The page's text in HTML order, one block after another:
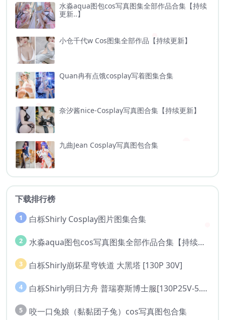
水淼aqua图包cos写真图集全部作品合集【持续
更新..】
小仓千代w Cos图集全部作品【持续更新】
Quan冉有点饿cosplay写着图集合集
奈汐酱nice-Cosplay写真图合集【持续更新】
九曲Jean Cosplay写真图包合集
下载排行榜
1 白栎Shirly Cosplay图片图集合集
2 水淼aqua图包cos写真图集全部作品合集【持续更新..】
3 白栎Shirly崩坏星穹铁道 大黑塔 [130P 30V]
4 白栎Shirly明日方舟 普瑞赛斯博士服[130P25V-5.76G]
5 咬一口兔娘（黏黏团子兔）cos写真图包合集